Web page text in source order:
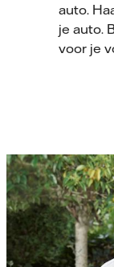
auto.
je auto.
voor je